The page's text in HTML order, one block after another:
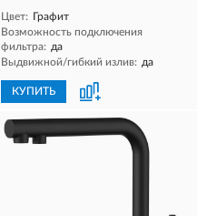
Цвет: Графит
Возможность подключения
фильтра: да
Выдвижной/гибкий излив: да
КУПИТЬ